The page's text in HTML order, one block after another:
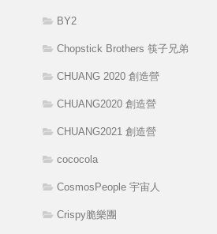
BY2
Chopstick Brothers 筷子兄弟
CHUANG 2020 創造營
CHUANG2020 創造營
CHUANG2021 創造營
cococola
CosmosPeople 宇宙人
Crispy脆樂團